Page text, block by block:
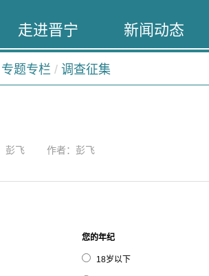
走进晋宁 新闻动态
专题专栏 / 调查征集
彭飞 作者：彭飞
您的年纪
18岁以下